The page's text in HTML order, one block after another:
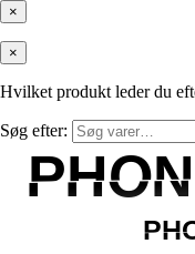
×
×
Hvilket produkt leder du
Søg efter: